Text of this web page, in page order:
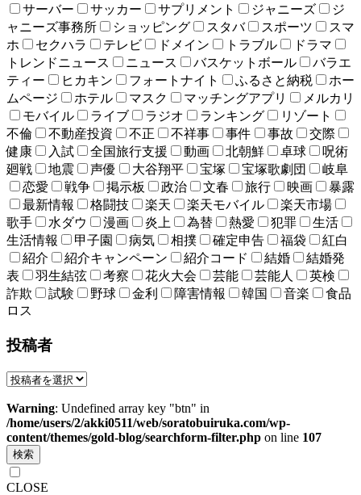
サーバー
サッカー サプリメント ジャニーズ
ジ
ャニーズ事務所
ショッピング スタバ スポーツ
スマ
ホ
セクハラ テレビ ドメイン トラブル
ドラマ
トレンドニュース
ニュース バスケットボール
バラエ
ティー
ヒカキン フォートナイト ふるさと納税
ホー
ムページ
ホテル マスク マッチングアプリ
メルカリ
モバイル
ライブ ラジオ ランキング
リゾート
不倫
不動産投資 不正 不祥事 事件 事故
交際
健康
入試 全国旅行支援 動画 北朝鮮 卓球
呪術
廻戦
地震 声優 大谷翔平 宝塚 宝塚歌劇団
岐阜
恋愛
戦争 掲示板 政治 文春 旅行 映画
暴露
最新情報
格闘技 楽天 楽天モバイル
楽天市場
歌手
水ダウ 漫画 炎上 為替 熱愛 犯罪
生活
生活情報
甲子園 病気 相撲 確定申告 福袋
紅白
紹介
紹介キャンペーン 紹介コード 結婚
結婚発
表
羽生結弦 考察 花火大会 芸能 芸能人
英検
詐欺
試験 野球 金利 障害情報 韓国 音楽
食品
ロス
投稿者
Warning: Undefined array key "btn" in
/home/users/2/akki0511/web/soratobuiruka.com/wp-
content/themes/gold-blog/searchform-filter.php on line 107
検索
CLOSE